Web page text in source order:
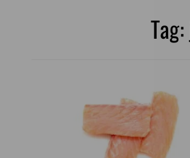
Tag: